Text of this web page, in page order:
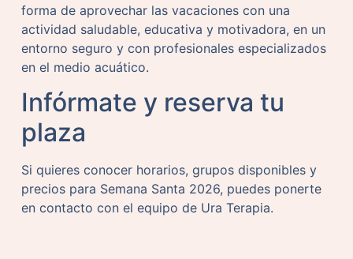
forma de aprovechar las vacaciones con una
actividad saludable, educativa y motivadora, en un
entorno seguro y con profesionales especializados
en el medio acuático.
Infórmate y reserva tu
plaza
Si quieres conocer horarios, grupos disponibles y
precios para Semana Santa 2026, puedes ponerte
en contacto con el equipo de Ura Terapia.